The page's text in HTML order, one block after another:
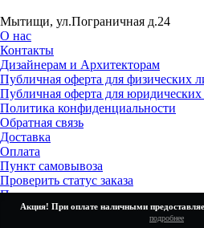
Акция! При оплате наличными
подробнее
Мытищи, ул.Пограничная д.24
О нас
Контакты
Дизайнерам и Архитекторам
Публичная оферта для физических
Публичная оферта для
Политика конфиденциальности
Обратная связь
Доставка
Оплата
Пункт самовывоза
Проверить статус заказа
Получение и возврат товара
Установка и подключение